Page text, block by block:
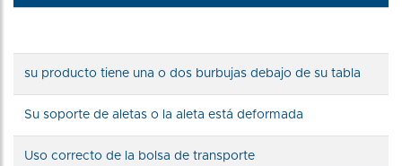
su producto tiene una o dos burbujas debajo de su tabla
Su soporte de aletas o la aleta está deformada
Uso correcto de la bolsa de transporte